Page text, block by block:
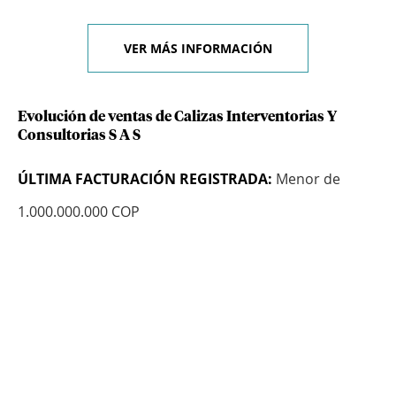
VER MÁS INFORMACIÓN
Evolución de ventas de Calizas Interventorias Y
Consultorias S A S
ÚLTIMA FACTURACIÓN REGISTRADA: Menor de
1.000.000.000 COP